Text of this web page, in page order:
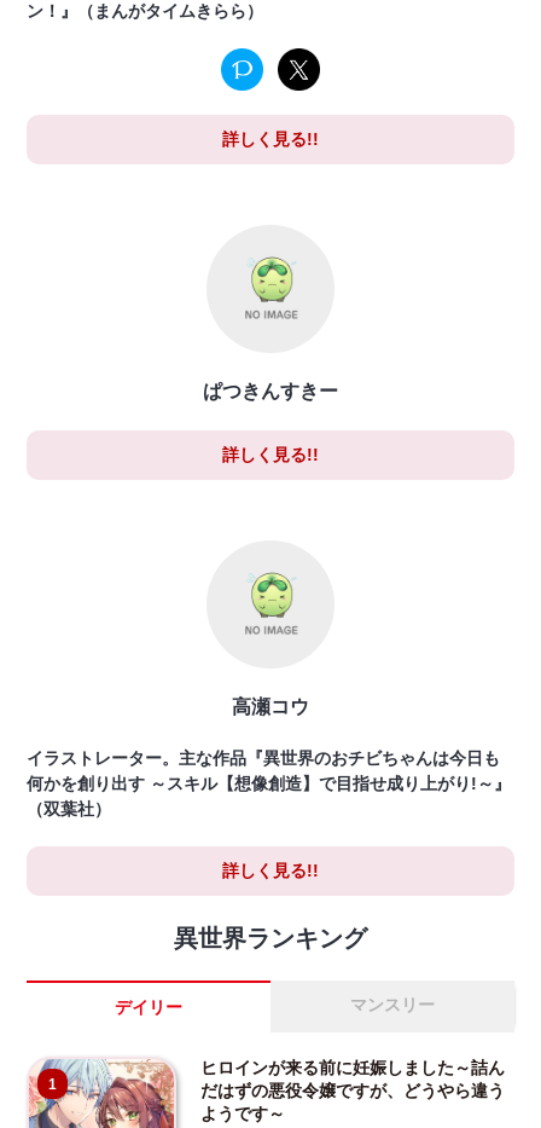
ン！』（まんがタイムきらら）
詳しく見る!!
ぱつきんすきー
詳しく見る!!
高瀬コウ
イラストレーター。主な作品『異世界のおチビちゃんは今日も
何かを創り出す ～スキル【想像創造】で目指せ成り上がり!～』
（双葉社）
詳しく見る!!
異世界ランキング
デイリー マンスリー
1
ヒロインが来る前に妊娠しました～詰ん
だはずの悪役令嬢ですが、どうやら違う
ようです～